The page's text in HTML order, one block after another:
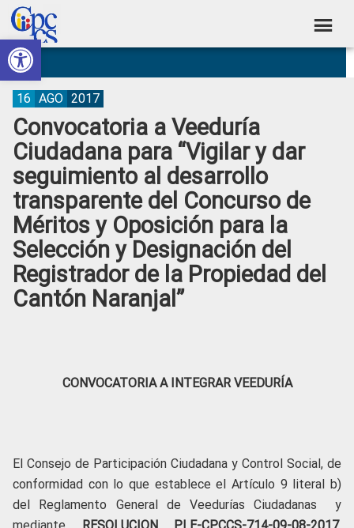
Abrir barra de herramientas
Skip
to
primary
navigation
Skip
to
main
content
Skip
to
primary
sidebar
Skip
to
footer
Consejo
de
Participación
Ciudadana
Control
Social
Construyendo
Poder
Ciudadano
Convocatoria a Veeduría
Ciudadana para “Vigilar y dar
seguimiento al desarrollo
transparente del Concurso de
Méritos y Oposición para la
Selección y Designación del
Registrador de la Propiedad del
Cantón Naranjal”
16 AGO 2017
CONVOCATORIA A INTEGRAR VEEDURÍA
El Consejo de Participación Ciudadana y Control Social, de
conformidad con lo que establece el Artículo 9 literal b)
del Reglamento General de Veedurías Ciudadanas y